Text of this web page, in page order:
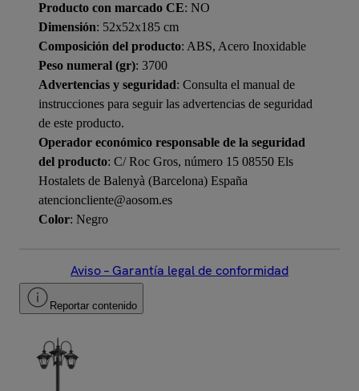
Producto con marcado CE: NO
Dimensión: 52x52x185 cm
Composición del producto: ABS, Acero Inoxidable
Peso numeral (gr): 3700
Advertencias y seguridad: Consulta el manual de
instrucciones para seguir las advertencias de seguridad
de este producto.
Operador económico responsable de la seguridad
del producto: C/ Roc Gros, número 15 08550 Els
Hostalets de Balenyà (Barcelona) España
atencioncliente@aosom.es
Color: Negro
Aviso – Garantía legal de conformidad
Reportar contenido